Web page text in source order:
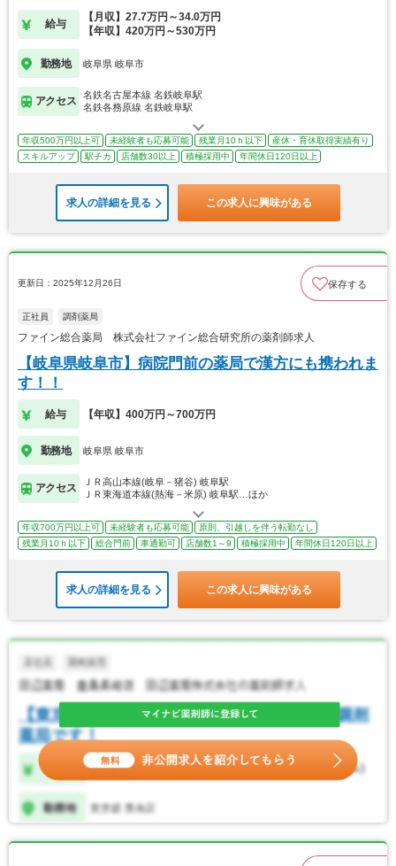
能！
給与
【月収】27.7万円～34.0万円
【年収】420万円～530万円
勤務地 岐阜県 岐阜市
アクセス
名鉄名古屋本線 名鉄岐阜駅
名鉄各務原線 名鉄岐阜駅
年収500万円以上可 未経験者も応募可能 残業月10ｈ以下
産休・育休取得実績有り
スキルアップ
駅チカ 店舗数30以上 積極採用中 年間休日120日以上
求人の詳細を見る この求人に興味がある
更新日：2025年12月26日 保存する
正社員 調剤薬局
ファイン総合薬局 株式会社ファイン総合研究所の薬剤師求人
【岐阜県岐阜市】病院門前の薬局で漢方にも携われま
す！！
給与 【年収】400万円～700万円
勤務地 岐阜県 岐阜市
アクセス
ＪＲ高山本線(岐阜－猪谷) 岐阜駅
ＪＲ東海道本線(熱海－米原) 岐阜駅…ほか
年収700万円以上可 未経験者も応募可能
原則、引越しを伴う転勤なし
残業月10ｈ以下
総合門前 車通勤可 店舗数1～9 積極採用中 年間休日120日以上
求人の詳細を見る この求人に興味がある